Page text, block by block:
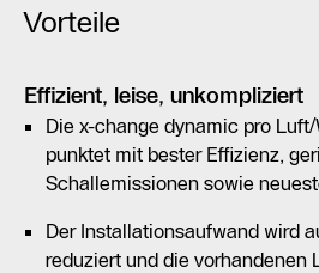
Vorteile
Effizient, leise, unkompliziert
Die x-change dynamic pro
punktet mit bester Effizienz,
Schallemissionen sowie
Der Installationsaufwand wird
reduziert und die vorhandenen